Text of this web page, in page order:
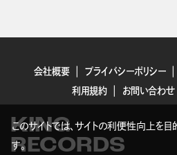
会社概要 プライバシーポリシー
利用規約
お問い合わせ
KING
RECORDS
このサイトでは、サイトの利便性向上を
す。